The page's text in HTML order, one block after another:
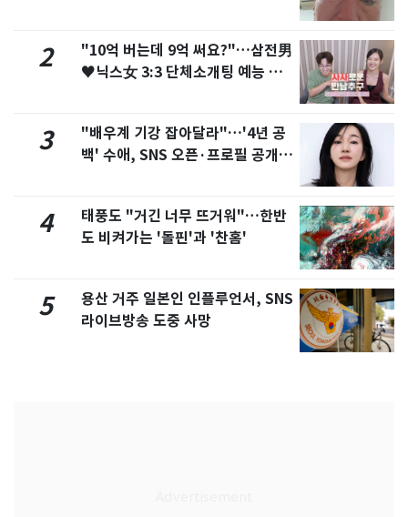
2
"10억 버는데 9억 써요?"…삼전男
♥닉스女 3:3 단체소개팅 예능 화
3
"배우계 기강 잡아달라"…'4년 공
백' 수애, SNS 오픈·프로필 공개
4
태풍도 "거긴 너무 뜨거워"…한반
도 비켜가는 '돌핀'과 '찬홈'
5
용산 거주 일본인 인플루언서, SNS
라이브방송 도중 사망